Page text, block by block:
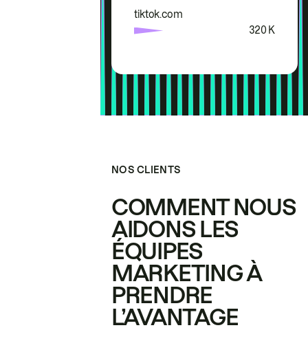
tiktok.com
320 K
NOS CLIENTS
COMMENT NOUS
AIDONS LES
ÉQUIPES
MARKETING À
PRENDRE
L’AVANTAGE